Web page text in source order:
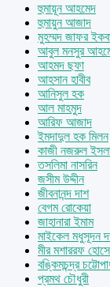
হুমায়ূন আহমেদ
হুমায়ুন আজাদ
মুহম্মদ জাফর
আবুল মনসুর
আহমদ ছফা
আহসান হাবীব
আনিসুল হক
আল মাহমুদ
আরিফ আজাদ
ইমদাদুল হক মিলন
কাজী নজরুল
তসলিমা নাসরিন
জসীম উদ্দীন
জীবনানন্দ দাশ
বেগম রোকেয়া
জাহানারা ইমাম
মাইকেল মধুসূদন
মীর মশাররফ
বঙ্কিমচন্দ্র
প্রমথ চৌধুরী